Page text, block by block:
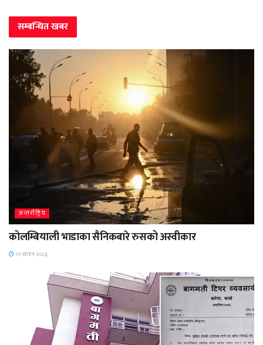
सम्बन्धितखबर
अन्तर्राष्ट्रिय
कोलम्बियाली भाडाका सैनिकबारे रुसको अस्वीकार
२२ साउन २०८३,